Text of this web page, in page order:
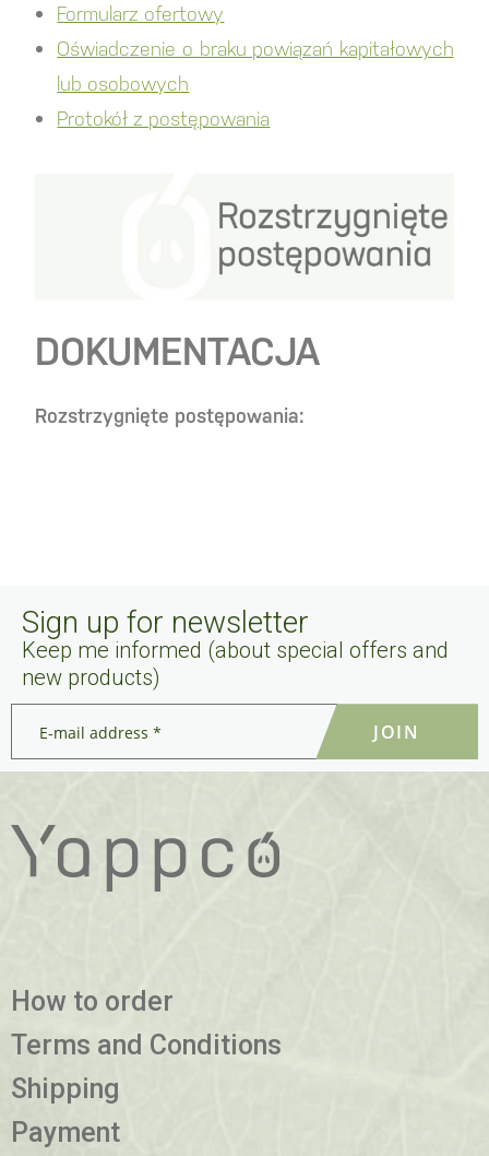
Formularz ofertowy
Oświadczenie o braku powiązań kapitałowych
lub osobowych
Protokół z postępowania
DOKUMENTACJA
Rozstrzygnięte postępowania:
Sign up for newsletter
Keep me informed (about special offers and
new products)
mail
address
How to order
Terms and Conditions
Shipping
Payment